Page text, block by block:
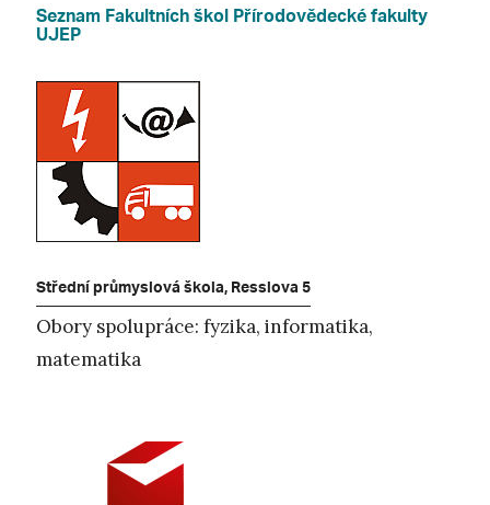
Seznam Fakultních škol Přírodovědecké fakulty
UJEP
Střední průmyslová škola, Resslova 5
Obory spolupráce: fyzika, informatika,
matematika